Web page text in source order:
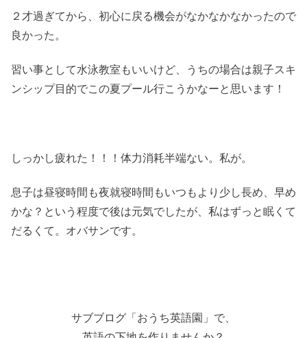
２才過ぎてから、初心に戻る機会がなかなかなかったので
良かった。
習い事として水泳教室もいいけど、うちの場合は親子スキ
ンシップ目的でこの夏プール行こうかなーと思います！
しっかし疲れた！！！体力消耗半端ない。私が。
息子は昼寝時間も夜就寝時間もいつもより少し長め、早め
かな？という程度で後は元気でしたが、私はずっと眠くて
だるくて。オバサンです。
サブブログ「おうち英語園」で、